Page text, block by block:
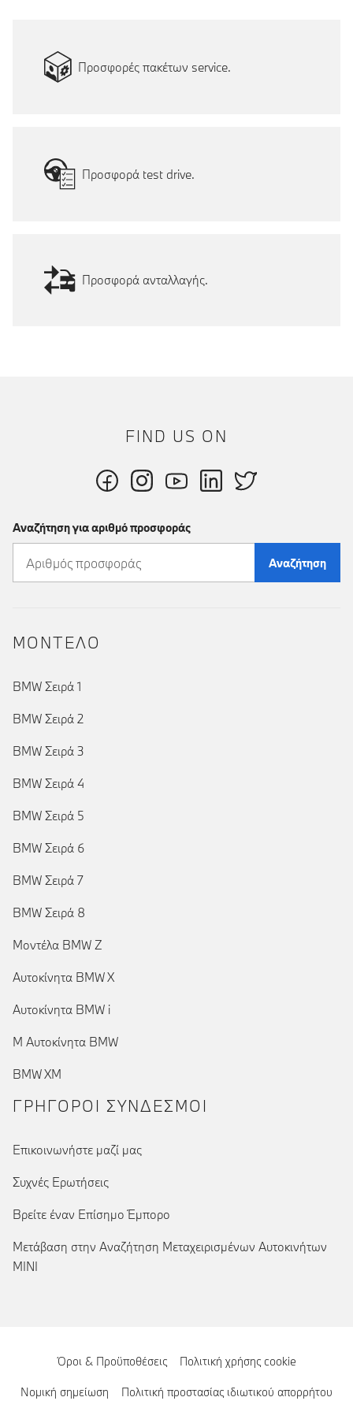
Προσφορές πακέτων service.
Προσφορά test drive.
Προσφορά ανταλλαγής.
FIND US ON
Αναζήτηση για αριθμό προσφοράς
Αναζήτηση
ΜΟΝΤΕΛΟ
BMW Σειρά 1
BMW Σειρά 2
BMW Σειρά 3
BMW Σειρά 4
BMW Σειρά 5
BMW Σειρά 6
BMW Σειρά 7
BMW Σειρά 8
Μοντέλα BMW Z
Αυτοκίνητα BMW X
Αυτοκίνητα BMW i
Μ Αυτοκίνητα BMW
BMW XM
ΓΡΉΓΟΡΟΙ ΣΎΝΔΕΣΜΟΙ
Επικοινωνήστε μαζί μας
Συχνές Ερωτήσεις
Βρείτε έναν Επίσημο Έμπορο
Μετάβαση στην Αναζήτηση Μεταχειρισμένων Αυτοκινήτων
MINI
Όροι & Προϋποθέσεις Πολιτική χρήσης cookie
Νομική σημείωση Πολιτική προστασίας ιδιωτικού απορρήτου